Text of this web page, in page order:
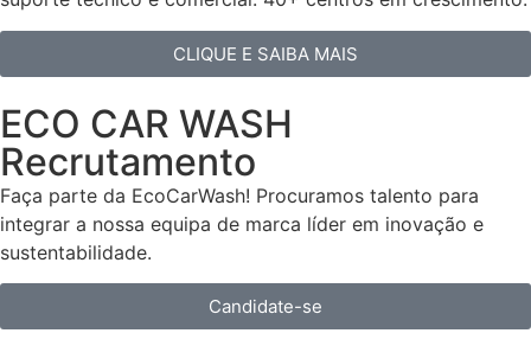
CLIQUE E SAIBA MAIS
ECO CAR WASH
Recrutamento
Faça parte da EcoCarWash! Procuramos talento para
integrar a nossa equipa de marca líder em inovação e
sustentabilidade.
Candidate-se